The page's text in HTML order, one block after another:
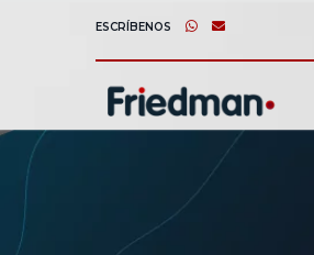
ESCRÍBENOS